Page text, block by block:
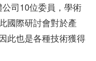
司10位委員，學術
國際研討會對於產
此也是各種技術獲得